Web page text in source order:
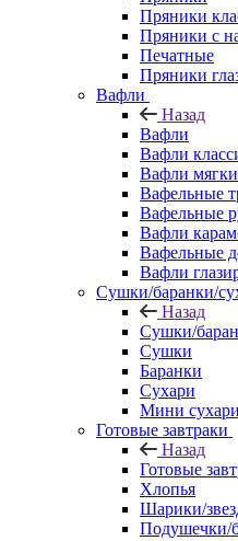
Пряники
Пряники с
Печатные
Пряники
Вафли
Назад
Вафли
Вафли
Вафли
Вафельные
Вафельные
Вафли
Вафельные
Вафли
Сушки/баранки/
Назад
Сушки/
Сушки
Баранки
Сухари
Мини сухари
Готовые завтраки
Назад
Готовые
Хлопья
Шарики/
Подушечки/